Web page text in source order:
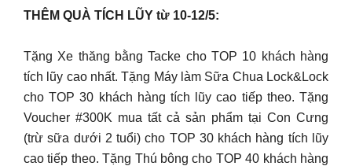
THÊM QUÀ TÍCH LŨY từ 10-12/5:
Tặng Xe thăng bằng Tacke cho TOP 10 khách hàng
tích lũy cao nhất. Tặng Máy làm Sữa Chua Lock&Lock
cho TOP 30 khách hàng tích lũy cao tiếp theo. Tặng
Voucher #300K mua tất cả sản phẩm tại Con Cưng
(trừ sữa dưới 2 tuổi) cho TOP 30 khách hàng tích lũy
cao tiếp theo. Tặng Thú bông cho TOP 40 khách hàng